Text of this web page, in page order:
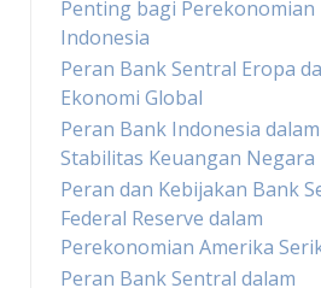
Penting bagi Perekonomian
Indonesia
Peran Bank Sentral Eropa
Ekonomi Global
Peran Bank Indonesia dalam
Stabilitas Keuangan Negara
Peran dan Kebijakan Bank
Federal Reserve dalam
Perekonomian Amerika
Peran Bank Sentral dalam